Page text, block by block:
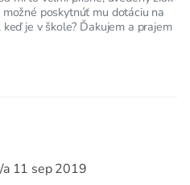
poskytnúť mu dotáciu na
je v škole? Ďakujem a prajem
11 sep 2019